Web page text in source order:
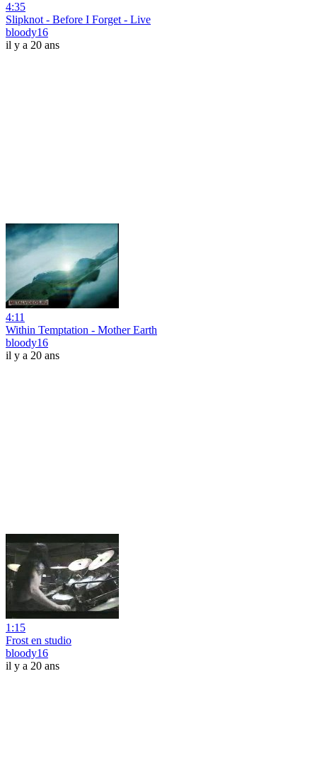
4:35
Slipknot - Before I Forget - Live
bloody16
il y a 20 ans
4:11
Within Temptation - Mother Earth
bloody16
il y a 20 ans
1:15
Frost en studio
bloody16
il y a 20 ans